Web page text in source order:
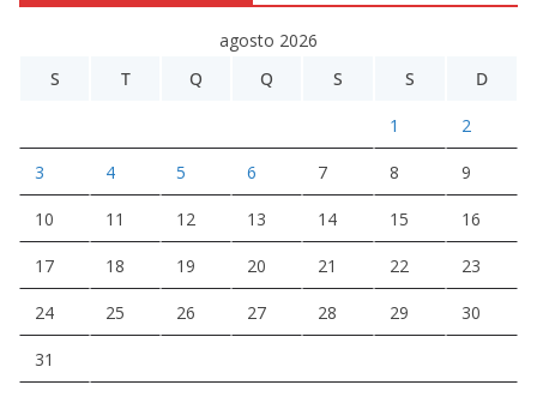
agosto 2026
S
T Q Q S S D
1 2
3 4 5 6 7 8 9
10 11 12 13 14 15 16
17 18 19 20 21 22 23
24 25 26 27 28 29 30
31